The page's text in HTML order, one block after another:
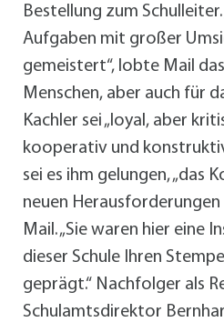
Bestellung zum Schulleiter.
Aufgaben mit großer
gemeistert“, lobte Mail
Menschen, aber auch für
Kachler sei „loyal, aber
kooperativ und
sei es ihm gelungen, „das
neuen
Mail. „Sie waren hier eine
dieser Schule Ihren
geprägt.“ Nachfolger als
Schulamtsdirektor